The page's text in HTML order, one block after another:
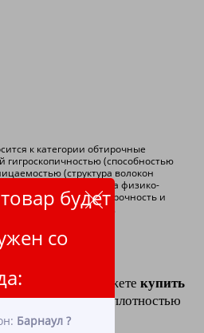
будет
со
Барнаул ?
к категории обтирочные
гигроскопичностью (способностью
(структура волокон
воздуха), а наша физико-
позволяет повысить прочность и
улучшить внешний вид.
вы можете купить
в рулонеплотностью
в розницу